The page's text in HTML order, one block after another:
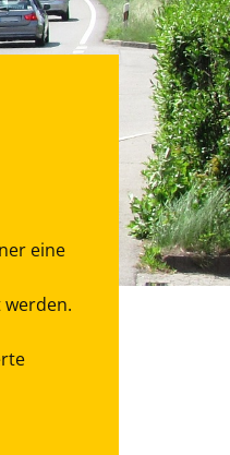
eine